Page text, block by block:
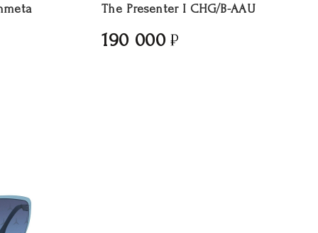
The Presenter I CHG/B-AAU
190 000